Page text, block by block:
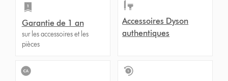
Garantie de 1 an
sur les accessoires et les
pièces
Accessoires Dyson
authentiques